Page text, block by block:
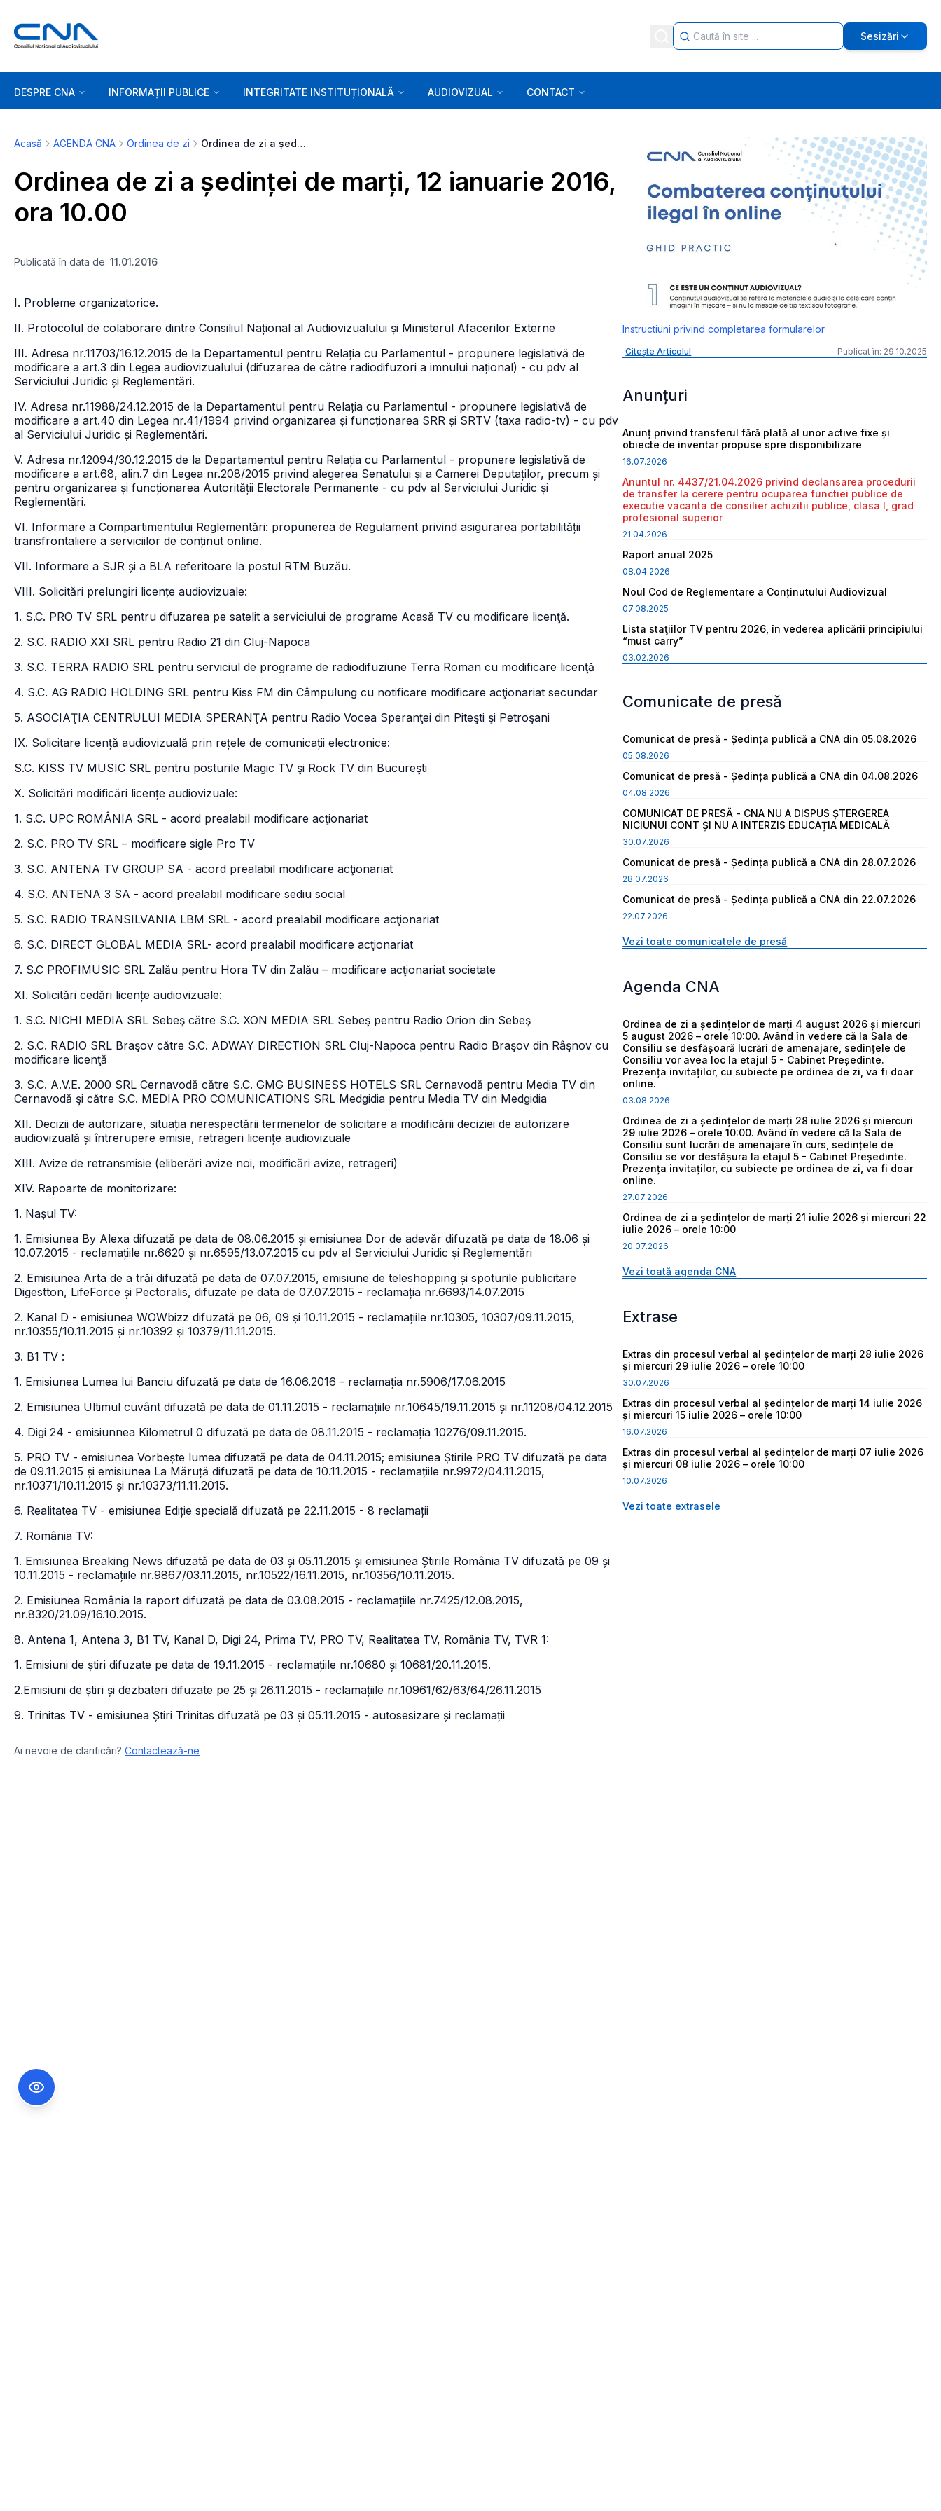
Sesizări
DESPRE CNA INFORMAȚII PUBLICE INTEGRITATE INSTITUȚIONALĂ AUDIOVIZUAL CONTACT
Acasă AGENDA CNA Ordinea de zi Ordinea de zi a ședinței de marți, 12 ianuarie 2016, ora 10.00
Ordinea de zi a ședinței de marți, 12 ianuarie 2016,
ora 10.00
Publicată în data de: 11.01.2016
I. Probleme organizatorice.
II. Protocolul de colaborare dintre Consiliul Național al Audiovizualului și Ministerul Afacerilor Externe
III. Adresa nr.11703/16.12.2015 de la Departamentul pentru Relația cu Parlamentul - propunere legislativă de
modificare a art.3 din Legea audiovizualului (difuzarea de către radiodifuzori a imnului național) - cu pdv al
Serviciului Juridic și Reglementări.
IV. Adresa nr.11988/24.12.2015 de la Departamentul pentru Relația cu Parlamentul - propunere legislativă de
modificare a art.40 din Legea nr.41/1994 privind organizarea și funcționarea SRR și SRTV (taxa radio-tv) - cu pdv
al Serviciului Juridic și Reglementări.
V. Adresa nr.12094/30.12.2015 de la Departamentul pentru Relația cu Parlamentul - propunere legislativă de
modificare a art.68, alin.7 din Legea nr.208/2015 privind alegerea Senatului și a Camerei Deputaților, precum și
pentru organizarea și funcționarea Autorității Electorale Permanente - cu pdv al Serviciului Juridic și
Reglementări.
VI. Informare a Compartimentului Reglementări: propunerea de Regulament privind asigurarea portabilității
transfrontaliere a serviciilor de conținut online.
VII. Informare a SJR și a BLA referitoare la postul RTM Buzău.
VIII. Solicitări prelungiri licențe audiovizuale:
1. S.C. PRO TV SRL pentru difuzarea pe satelit a serviciului de programe Acasă TV cu modificare licenţă.
2. S.C. RADIO XXI SRL pentru Radio 21 din Cluj-Napoca
3. S.C. TERRA RADIO SRL pentru serviciul de programe de radiodifuziune Terra Roman cu modificare licenţă
4. S.C. AG RADIO HOLDING SRL pentru Kiss FM din Câmpulung cu notificare modificare acţionariat secundar
5. ASOCIAŢIA CENTRULUI MEDIA SPERANŢA pentru Radio Vocea Speranţei din Piteşti şi Petroşani
IX. Solicitare licență audiovizuală prin rețele de comunicații electronice:
S.C. KISS TV MUSIC SRL pentru posturile Magic TV şi Rock TV din Bucureşti
X. Solicitări modificări licențe audiovizuale:
1. S.C. UPC ROMÂNIA SRL - acord prealabil modificare acţionariat
2. S.C. PRO TV SRL – modificare sigle Pro TV
3. S.C. ANTENA TV GROUP SA - acord prealabil modificare acţionariat
4. S.C. ANTENA 3 SA - acord prealabil modificare sediu social
5. S.C. RADIO TRANSILVANIA LBM SRL - acord prealabil modificare acţionariat
6. S.C. DIRECT GLOBAL MEDIA SRL- acord prealabil modificare acţionariat
7. S.C PROFIMUSIC SRL Zalău pentru Hora TV din Zalău – modificare acţionariat societate
XI. Solicitări cedări licențe audiovizuale:
1. S.C. NICHI MEDIA SRL Sebeş către S.C. XON MEDIA SRL Sebeş pentru Radio Orion din Sebeş
2. S.C. RADIO SRL Braşov către S.C. ADWAY DIRECTION SRL Cluj-Napoca pentru Radio Braşov din Râşnov cu
modificare licenţă
3. S.C. A.V.E. 2000 SRL Cernavodă către S.C. GMG BUSINESS HOTELS SRL Cernavodă pentru Media TV din
Cernavodă şi către S.C. MEDIA PRO COMUNICATIONS SRL Medgidia pentru Media TV din Medgidia
XII. Decizii de autorizare, situația nerespectării termenelor de solicitare a modificării deciziei de autorizare
audiovizuală și întrerupere emisie, retrageri licențe audiovizuale
XIII. Avize de retransmisie (eliberări avize noi, modificări avize, retrageri)
XIV. Rapoarte de monitorizare:
1. Nașul TV:
1. Emisiunea By Alexa difuzată pe data de 08.06.2015 și emisiunea Dor de adevăr difuzată pe data de 18.06 și
10.07.2015 - reclamațiile nr.6620 și nr.6595/13.07.2015 cu pdv al Serviciului Juridic și Reglementări
2. Emisiunea Arta de a trăi difuzată pe data de 07.07.2015, emisiune de teleshopping și spoturile publicitare
Digestton, LifeForce și Pectoralis, difuzate pe data de 07.07.2015 - reclamația nr.6693/14.07.2015
2. Kanal D - emisiunea WOWbizz difuzată pe 06, 09 și 10.11.2015 - reclamațiile nr.10305, 10307/09.11.2015,
nr.10355/10.11.2015 și nr.10392 și 10379/11.11.2015.
3. B1 TV :
1. Emisiunea Lumea lui Banciu difuzată pe data de 16.06.2016 - reclamația nr.5906/17.06.2015
2. Emisiunea Ultimul cuvânt difuzată pe data de 01.11.2015 - reclamațiile nr.10645/19.11.2015 și nr.11208/04.12.2015
4. Digi 24 - emisiunnea Kilometrul 0 difuzată pe data de 08.11.2015 - reclamația 10276/09.11.2015.
5. PRO TV - emisiunea Vorbește lumea difuzată pe data de 04.11.2015; emisiunea Știrile PRO TV difuzată pe data
de 09.11.2015 și emisiunea La Măruță difuzată pe data de 10.11.2015 - reclamațiile nr.9972/04.11.2015,
nr.10371/10.11.2015 și nr.10373/11.11.2015.
6. Realitatea TV - emisiunea Ediție specială difuzată pe 22.11.2015 - 8 reclamații
7. România TV:
1. Emisiunea Breaking News difuzată pe data de 03 și 05.11.2015 și emisiunea Știrile România TV difuzată pe 09 și
10.11.2015 - reclamațiile nr.9867/03.11.2015, nr.10522/16.11.2015, nr.10356/10.11.2015.
2. Emisiunea România la raport difuzată pe data de 03.08.2015 - reclamațiile nr.7425/12.08.2015,
nr.8320/21.09/16.10.2015.
8. Antena 1, Antena 3, B1 TV, Kanal D, Digi 24, Prima TV, PRO TV, Realitatea TV, România TV, TVR 1:
1. Emisiuni de știri difuzate pe data de 19.11.2015 - reclamațiile nr.10680 și 10681/20.11.2015.
2.Emisiuni de știri și dezbateri difuzate pe 25 și 26.11.2015 - reclamațiile nr.10961/62/63/64/26.11.2015
9. Trinitas TV - emisiunea Știri Trinitas difuzată pe 03 și 05.11.2015 - autosesizare și reclamații
Ai nevoie de clarificări? Contactează-ne
Instructiuni privind completarea formularelor
Citește Articolul Publicat în: 29.10.2025
Anunțuri
Anunț privind transferul fără plată al unor active fixe și
obiecte de inventar propuse spre disponibilizare
16.07.2026
Anuntul nr. 4437/21.04.2026 privind declansarea procedurii
de transfer la cerere pentru ocuparea functiei publice de
executie vacanta de consilier achizitii publice, clasa I, grad
profesional superior
21.04.2026
Raport anual 2025
08.04.2026
Noul Cod de Reglementare a Conținutului Audiovizual
07.08.2025
Lista staţiilor TV pentru 2026, în vederea aplicării principiului
“must carry”
03.02.2026
Comunicate de presă
Comunicat de presă - Ședința publică a CNA din 05.08.2026
05.08.2026
Comunicat de presă - Ședința publică a CNA din 04.08.2026
04.08.2026
COMUNICAT DE PRESĂ - CNA NU A DISPUS ȘTERGEREA
NICIUNUI CONT ȘI NU A INTERZIS EDUCAȚIA MEDICALĂ
30.07.2026
Comunicat de presă - Ședința publică a CNA din 28.07.2026
28.07.2026
Comunicat de presă - Ședința publică a CNA din 22.07.2026
22.07.2026
Vezi toate comunicatele de presă
Agenda CNA
Ordinea de zi a ședințelor de marți 4 august 2026 și miercuri
5 august 2026 – orele 10:00. Având în vedere că la Sala de
Consiliu se desfășoară lucrări de amenajare, sedințele de
Consiliu vor avea loc la etajul 5 - Cabinet Președinte.
Prezența invitaților, cu subiecte pe ordinea de zi, va fi doar
online.
03.08.2026
Ordinea de zi a ședințelor de marți 28 iulie 2026 și miercuri
29 iulie 2026 – orele 10:00. Având în vedere că la Sala de
Consiliu sunt lucrări de amenajare în curs, sedințele de
Consiliu se vor desfășura la etajul 5 - Cabinet Președinte.
Prezența invitaților, cu subiecte pe ordinea de zi, va fi doar
online.
27.07.2026
Ordinea de zi a ședințelor de marți 21 iulie 2026 și miercuri 22
iulie 2026 – orele 10:00
20.07.2026
Vezi toată agenda CNA
Extrase
Extras din procesul verbal al ședințelor de marți 28 iulie 2026
și miercuri 29 iulie 2026 – orele 10:00
30.07.2026
Extras din procesul verbal al ședințelor de marți 14 iulie 2026
și miercuri 15 iulie 2026 – orele 10:00
16.07.2026
Extras din procesul verbal al ședințelor de marți 07 iulie 2026
și miercuri 08 iulie 2026 – orele 10:00
10.07.2026
Vezi toate extrasele